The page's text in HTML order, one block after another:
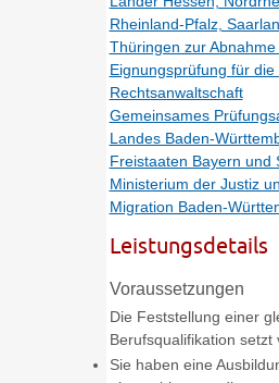
Rheinland-Pfalz,
Thüringen zur Abnahme
Eignungsprüfung für
Rechtsanwaltschaft
Gemeinsames
Landes Baden-
Freistaaten Bayern und
Ministerium der Justiz
Migration Baden-
Leistungsdetails
Voraussetzungen
Die Feststellung einer
Berufsqualifikation setzt
Sie haben eine